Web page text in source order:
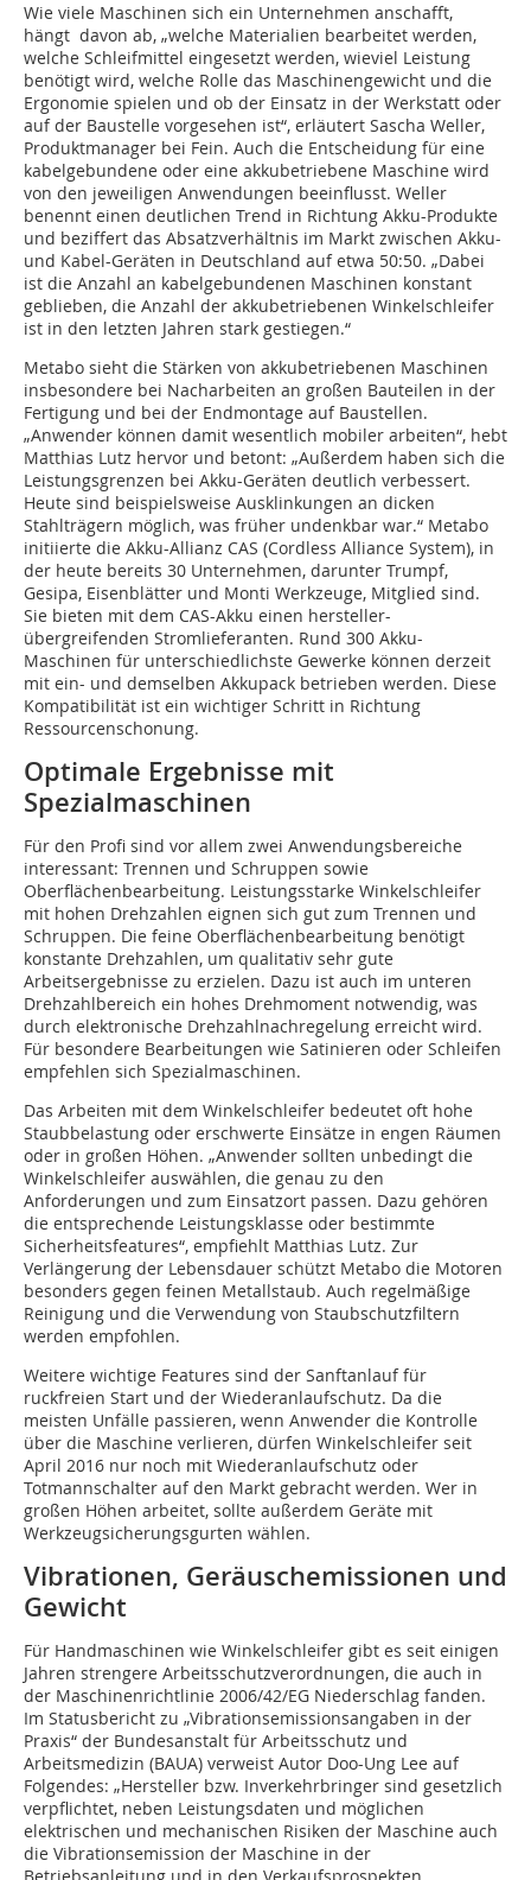
Wie viele Maschinen sich ein Unternehmen anschafft,
hängt davon ab, „welche Materialien bearbeitet werden,
welche Schleifmittel eingesetzt werden, wieviel Leistung
benötigt wird, welche Rolle das Maschinengewicht und die
Ergonomie spielen und ob der Einsatz in der Werkstatt oder
auf der Baustelle vorgesehen ist“, erläutert Sascha Weller,
Produktmanager bei Fein. Auch die Entscheidung für eine
kabelgebundene oder eine akkubetriebene Maschine wird
von den jeweiligen Anwendungen beeinflusst. Weller
benennt einen deutlichen Trend in Richtung Akku-Produkte
und beziffert das Absatzverhältnis im Markt zwischen Akku-
und Kabel-Geräten in Deutschland auf etwa 50:50. „Dabei
ist die Anzahl an kabelgebundenen Maschinen konstant
geblieben, die Anzahl der akkubetriebenen Winkelschleifer
ist in den letzten Jahren stark gestiegen.“
Metabo sieht die Stärken von akkubetriebenen Maschinen
insbesondere bei Nacharbeiten an großen Bauteilen in der
Fertigung und bei der Endmontage auf Baustellen.
„Anwender können damit wesentlich mobiler arbeiten“, hebt
Matthias Lutz hervor und betont: „Außerdem haben sich die
Leistungsgrenzen bei Akku-Geräten deutlich verbessert.
Heute sind beispielsweise Ausklinkungen an dicken
Stahlträgern möglich, was früher undenkbar war.“ Metabo
initiierte die Akku-Allianz CAS (Cordless Alliance System), in
der heute bereits 30 Unternehmen, darunter Trumpf,
Gesipa, Eisenblätter und Monti Werkzeuge, Mitglied sind.
Sie bieten mit dem CAS-Akku einen hersteller-
übergreifenden Stromlieferanten. Rund 300 Akku-
Maschinen für unterschiedlichste Gewerke können derzeit
mit ein- und demselben Akkupack betrieben werden. Diese
Kompatibilität ist ein wichtiger Schritt in Richtung
Ressourcenschonung.
Optimale Ergebnisse mit
Spezialmaschinen
Für den Profi sind vor allem zwei Anwendungsbereiche
interessant: Trennen und Schruppen sowie
Oberflächenbearbeitung. Leistungsstarke Winkelschleifer
mit hohen Drehzahlen eignen sich gut zum Trennen und
Schruppen. Die feine Oberflächenbearbeitung benötigt
konstante Drehzahlen, um qualitativ sehr gute
Arbeitsergebnisse zu erzielen. Dazu ist auch im unteren
Drehzahlbereich ein hohes Drehmoment notwendig, was
durch elektronische Drehzahlnachregelung erreicht wird.
Für besondere Bearbeitungen wie Satinieren oder Schleifen
empfehlen sich Spezialmaschinen.
Das Arbeiten mit dem Winkelschleifer bedeutet oft hohe
Staubbelastung oder erschwerte Einsätze in engen Räumen
oder in großen Höhen. „Anwender sollten unbedingt die
Winkelschleifer auswählen, die genau zu den
Anforderungen und zum Einsatzort passen. Dazu gehören
die entsprechende Leistungsklasse oder bestimmte
Sicherheitsfeatures“, empfiehlt Matthias Lutz. Zur
Verlängerung der Lebensdauer schützt Metabo die Motoren
besonders gegen feinen Metallstaub. Auch regelmäßige
Reinigung und die Verwendung von Staubschutzfiltern
werden empfohlen.
Weitere wichtige Features sind der Sanftanlauf für
ruckfreien Start und der Wiederanlaufschutz. Da die
meisten Unfälle passieren, wenn Anwender die Kontrolle
über die Maschine verlieren, dürfen Winkelschleifer seit
April 2016 nur noch mit Wiederanlaufschutz oder
Totmannschalter auf den Markt gebracht werden. Wer in
großen Höhen arbeitet, sollte außerdem Geräte mit
Werkzeugsicherungsgurten wählen.
Vibrationen, Geräuschemissionen und
Gewicht
Für Handmaschinen wie Winkelschleifer gibt es seit einigen
Jahren strengere Arbeitsschutzverordnungen, die auch in
der Maschinenrichtlinie 2006/42/EG Niederschlag fanden.
Im Statusbericht zu „Vibrationsemissionsangaben in der
Praxis“ der Bundesanstalt für Arbeitsschutz und
Arbeitsmedizin (BAUA) verweist Autor Doo-Ung Lee auf
Folgendes: „Hersteller bzw. Inverkehrbringer sind gesetzlich
verpflichtet, neben Leistungsdaten und möglichen
elektrischen und mechanischen Risiken der Maschine auch
die Vibrationsemission der Maschine in der